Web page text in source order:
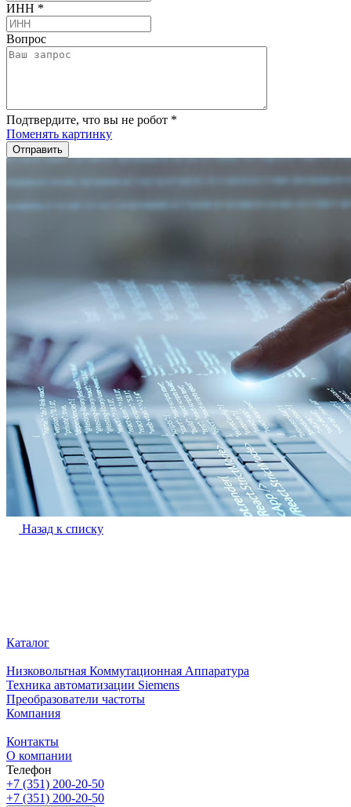
ИНН *
Вопрос
Подтвердите, что вы не робот *
Поменять картинку
Назад к списку
Каталог
Низковольтная Коммутационная Аппаратура
Техника автоматизации Siemens
Преобразователи частоты
Компания
Контакты
О компании
Телефон
+7 (351) 200-20-50
+7 (351) 200-20-50